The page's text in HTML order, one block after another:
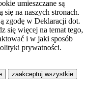
umieszczane są
się na naszych stronach.
zgodę w Deklaracji dot.
się więcej na temat tego,
i w jaki sposób
prywatności.
zaakceptuj wszystkie